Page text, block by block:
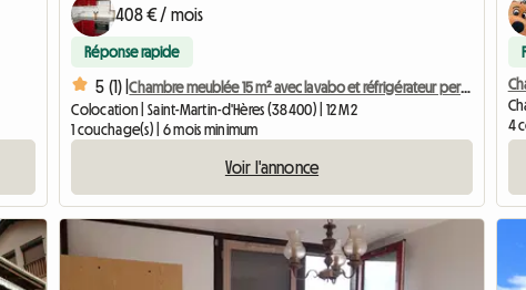
408 € / mois
Réponse rapide
5 (1) |
Chambre meublée 15 m² avec lavabo et réfrigérateur personnel
Colocation | Saint-Martin-d'Hères (38400) | 12 M2
1 couchage(s) | 6 mois minimum
Voir l'annonce
4